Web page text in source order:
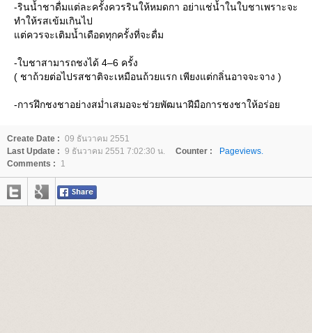
-รินน้ำชาดื่มแต่ละครั้งควรรินให้หมดกา อย่าแช่น้ำในใบชาเพราะจะ
ทำให้รสเข้มเกินไป
ต่ควรจะเติมน้ำเดือดทุกครั้งที่จะดื่ม
-ใบชาสามารถชงได้ 4–6 ครั้ง
( ชาถ้วยต่อไปรสชาติจะเหมือนถ้วยแรก เพียงแต่กลิ่นอาจจะจาง )
-การฝึกชงชาอย่างสม่ำเสมอจะช่วยพัฒนาฝีมือการชงชาให้อร่อ
Create Date : 09 ธันวาคม 2551
Last Update : 9 ธันวาคม 2551 7:02:30 น. Counter :
Pageviews.
Comments :
1